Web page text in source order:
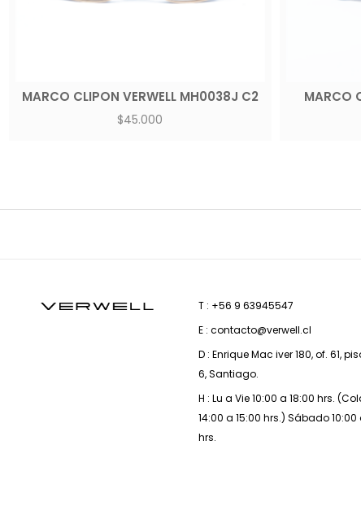
MARCO CLIPON VERWELL MH0038J C2
$45.000
MARCO
T : +56 9 63945547
E : contacto@verwell.cl
D : Enrique Mac iver 180, of. 61,
6, Santiago.
H : Lu a Vie 10:00 a 18:00 hrs.
14:00 a 15:00 hrs.) Sábado 10:00
hrs.